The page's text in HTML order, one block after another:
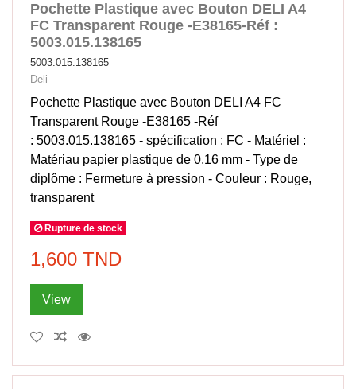
Pochette Plastique avec Bouton DELI A4
FC Transparent Rouge -E38165-Réf :
5003.015.138165
5003.015.138165
Deli
Pochette Plastique avec Bouton DELI A4 FC
Transparent Rouge -E38165 -Réf
: 5003.015.138165 - spécification : FC - Matériel :
Matériau papier plastique de 0,16 mm - Type de
diplôme : Fermeture à pression - Couleur : Rouge,
transparent
Rupture de stock
1,600 TND
View